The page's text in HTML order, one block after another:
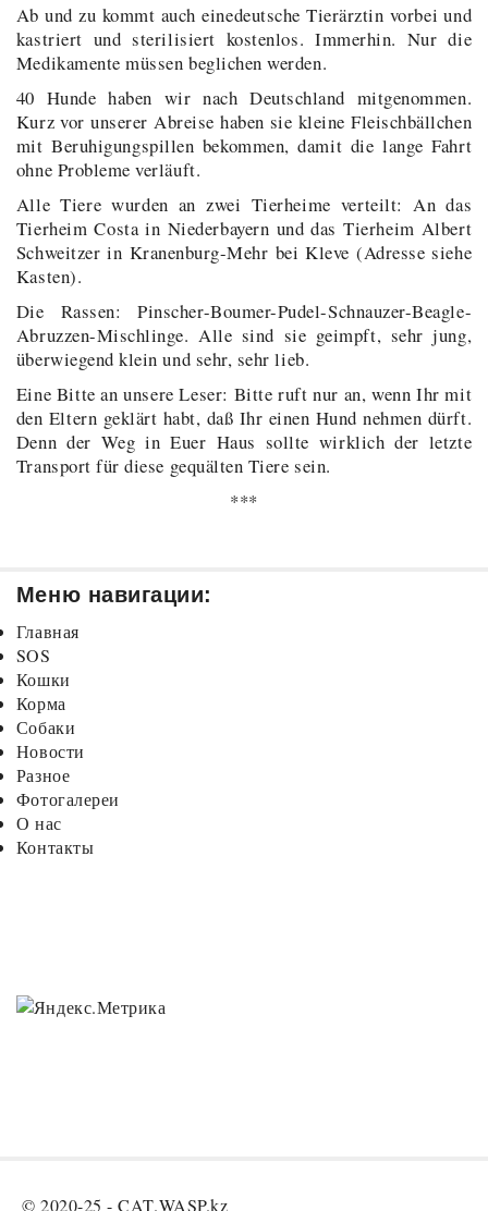
Ab und zu kommt auch einedeutsche Tierärztin vorbei und
kastriert und sterilisiert kostenlos. Immerhin. Nur die
Medikamente müssen beglichen werden.
40 Hunde haben wir nach Deutschland mitgenommen.
Kurz vor unserer Abreise haben sie kleine Fleischbällchen
mit Beruhigungspillen bekommen, damit die lange Fahrt
ohne Probleme verläuft.
Alle Tiere wurden an zwei Tierheime verteilt: An das
Tierheim Costa in Niederbayern und das Tierheim Albert
Schweitzer in Kranenburg-Mehr bei Kleve (Adresse siehe
Kasten).
Die Rassen: Pinscher-Boumer-Pudel-Schnauzer-Beagle-
Abruzzen-Mischlinge. Alle sind sie geimpft, sehr jung,
überwiegend klein und sehr, sehr lieb.
Eine Bitte an unsere Leser: Bitte ruft nur an, wenn Ihr mit
den Eltern geklärt habt, daß Ihr einen Hund nehmen dürft.
Denn der Weg in Euer Haus sollte wirklich der letzte
Transport für diese gequälten Tiere sein.
***
Меню навигации:
Главная
SOS
Кошки
Корма
Собаки
Новости
Разное
Фотогалереи
О нас
Контакты
© 2020-25 -CAT.WASP.kz